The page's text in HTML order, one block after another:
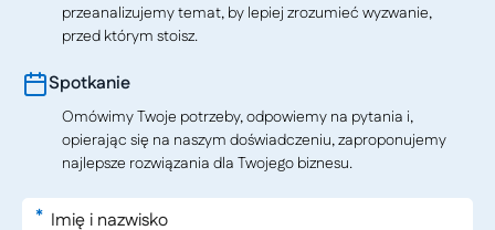
przeanalizujemy temat, by lepiej zrozumieć wyzwanie,
przed którym stoisz.
Spotkanie
Omówimy Twoje potrzeby, odpowiemy na pytania i,
opierając się na naszym doświadczeniu, zaproponujemy
najlepsze rozwiązania dla Twojego biznesu.
*